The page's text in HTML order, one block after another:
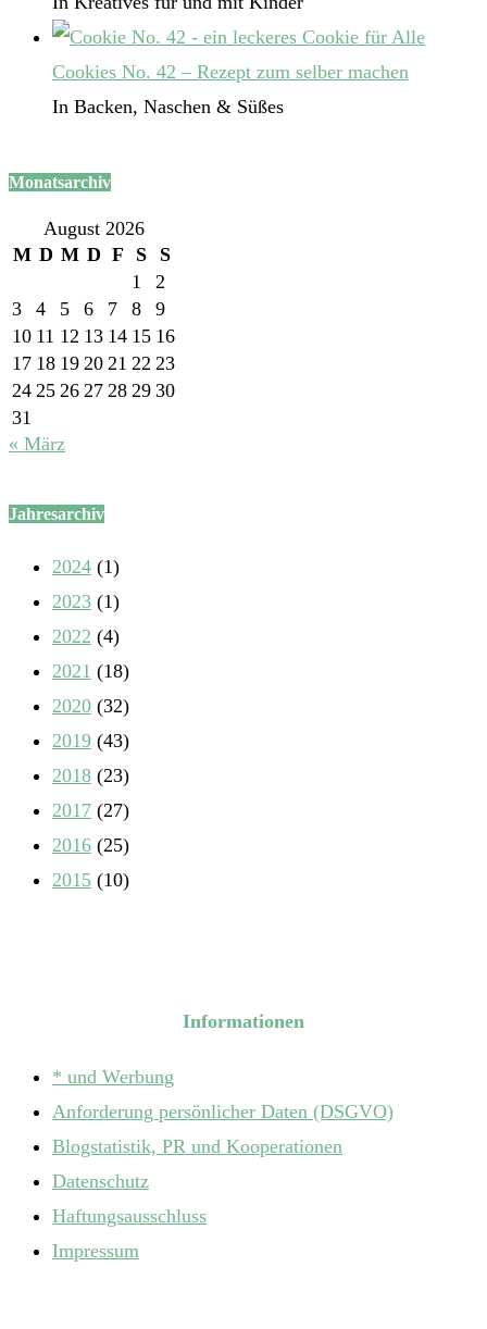
Cookies No. 42 – Rezept zum selber machen
In Backen, Naschen & Süßes
Monatsarchiv
August 2026
M D M D F S
S
1
2
3
4 5 6 7 8
9
10 11 12 13 14 15 16
17 18 19 20 21 22 23
24 25 26 27 28 29 30
31
« März
Jahresarchiv
2024 (1)
2023 (1)
2022 (4)
2021 (18)
2020 (32)
2019 (43)
2018 (23)
2017 (27)
2016 (25)
2015 (10)
Informationen
* und Werbung
Anforderung persönlicher Daten (DSGVO)
Blogstatistik, PR und Kooperationen
Datenschutz
Haftungsausschluss
Impressum